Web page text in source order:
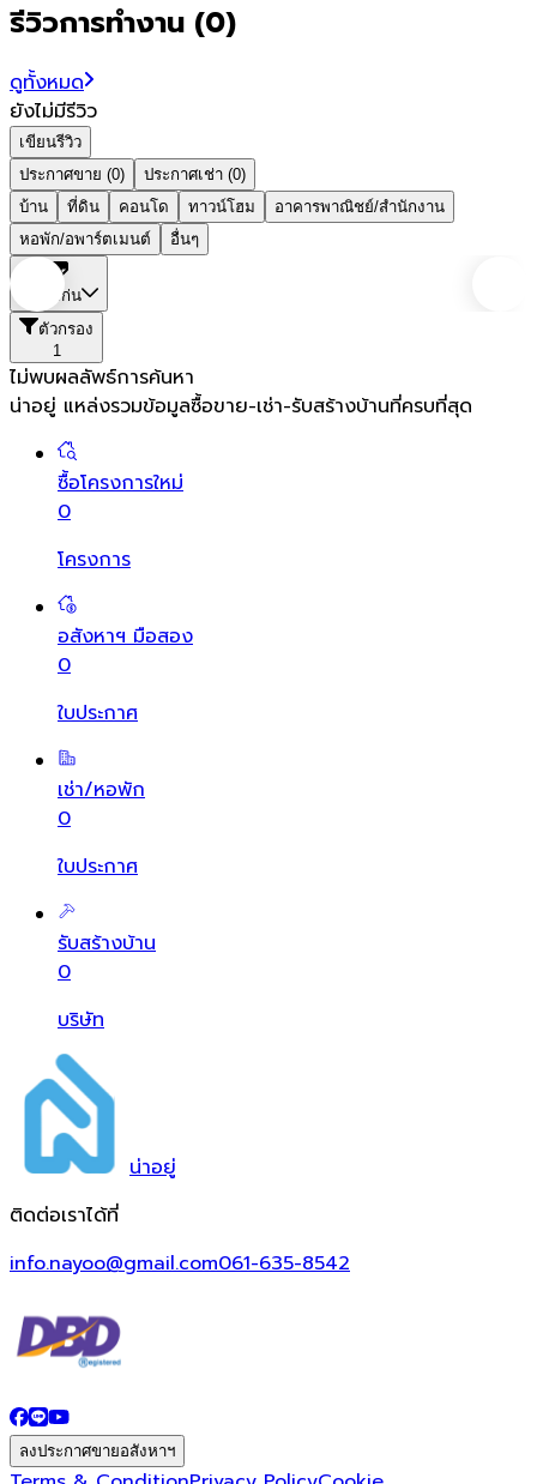
รีวิวการทำงาน (0)
ดูทั้งหมด
ยังไม่มีรีวิว
เขียนรีวิว
ประกาศขาย (0)
ประกาศเช่า (0)
บ้าน
ที่ดิน คอนโด ทาวน์โฮม
อาคารพาณิชย์/สำนักงาน
หอพัก/อพาร์ตเมนต์
อื่นๆ
ขอนแก่น
ตัวกรอง
1
ไม่พบผลลัพธ์การค้นหา
น่าอยู่ แหล่งรวมข้อมูลซื้อขาย-เช่า-รับสร้างบ้านที่ครบที่สุด
ซื้อโครงการใหม่
0
โครงการ
อสังหาฯ มือสอง
0
ใบประกาศ
เช่า/หอพัก
0
ใบประกาศ
รับสร้างบ้าน
0
บริษัท
น่าอยู่
ติดต่อเราได้ที่
info.nayoo@gmail.com061-635-8542
ลงประกาศขายอสังหาฯ